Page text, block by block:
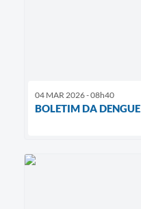
04 MAR 2026 - 08h40
BOLETIM DA DENGUE